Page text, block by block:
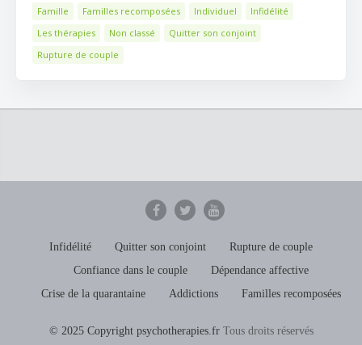
Famille
Familles recomposées Individuel
Infidélité
Les thérapies
Non classé
Quitter son conjoint
Rupture de couple
Infidélité Quitter son conjoint
Rupture de couple
Confiance dans le couple
Dépendance affective
Crise de la quarantaine
Addictions Familles recomposées
© 2025 Copyright psychotherapies.frTous droits réservés